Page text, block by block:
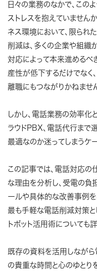
日々の業務のなかで、この
ストレスを抱えていません
ネス環境において、限られ
削減は、多くの企業や組織
対応によって本来進めるべ
産性が低下するだけでなく
離職にもつながりかねませ
しかし、電話業務の効率化
ラウドPBX、電話代行まで
最適なのか迷ってしまうケ
この記事では、電話対応
な理由を分析し、受電の負
ールや具体的な改善事例を
最も手軽な電話削減対策と
トボット活用術についても
既存の資料を活用しなが
の貴重な時間と心のゆとり